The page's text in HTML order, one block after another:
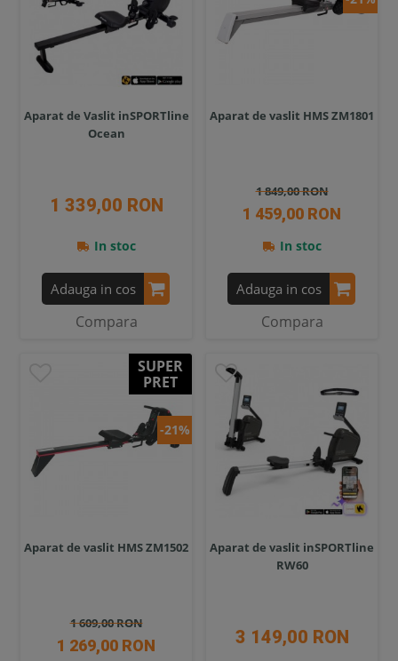
Aparat de Vaslit inSPORTline
Ocean
1 339,00 RON
In stoc
Adauga in cos
Compara
Aparat de vaslit HMS ZM1801
1 849,00 RON
1 459,00 RON
In stoc
Adauga in cos
Compara
SUPER
PRET
-21%
Aparat de vaslit HMS ZM1502
1 609,00 RON
1 269,00 RON
Aparat de vaslit inSPORTline
RW60
3 149,00 RON